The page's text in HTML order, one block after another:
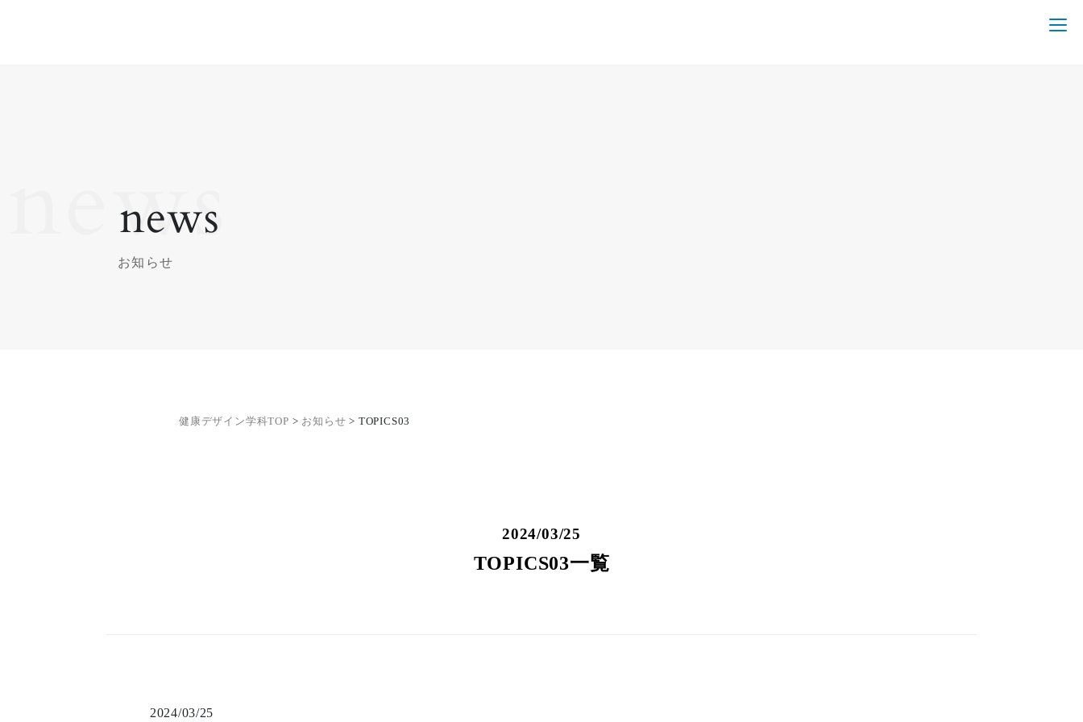
お知 らせ
news
健康デザイン学科TOP > お知らせ > TOPICS03
2024/03/25
TOPICS03一覧
2024/03/25